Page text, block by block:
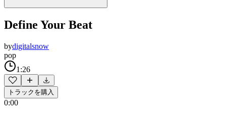
Define Your Beat
bydigitalsnow
pop
1:26
トラックを購入
0:00